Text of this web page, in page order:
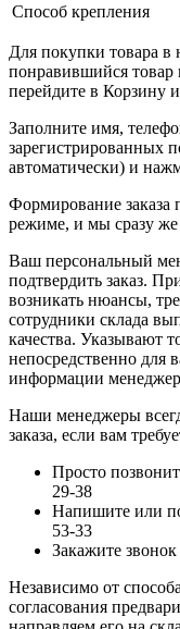
Способ крепления
Для покупки товара в
понравившийся товар
перейдите в Корзину
Заполните имя,
зарегистрированных
автоматически) и
Формирование заказа
режиме, и мы сразу же
Ваш персональный
подтвердить заказ.
возникать нюансы,
сотрудники склада
качества. Указывают
непосредственно для
информации менеджер
Наши менеджеры
заказа, если вам
Просто
29-38
Напишите или
53-33
Закажите
Независимо от
согласования